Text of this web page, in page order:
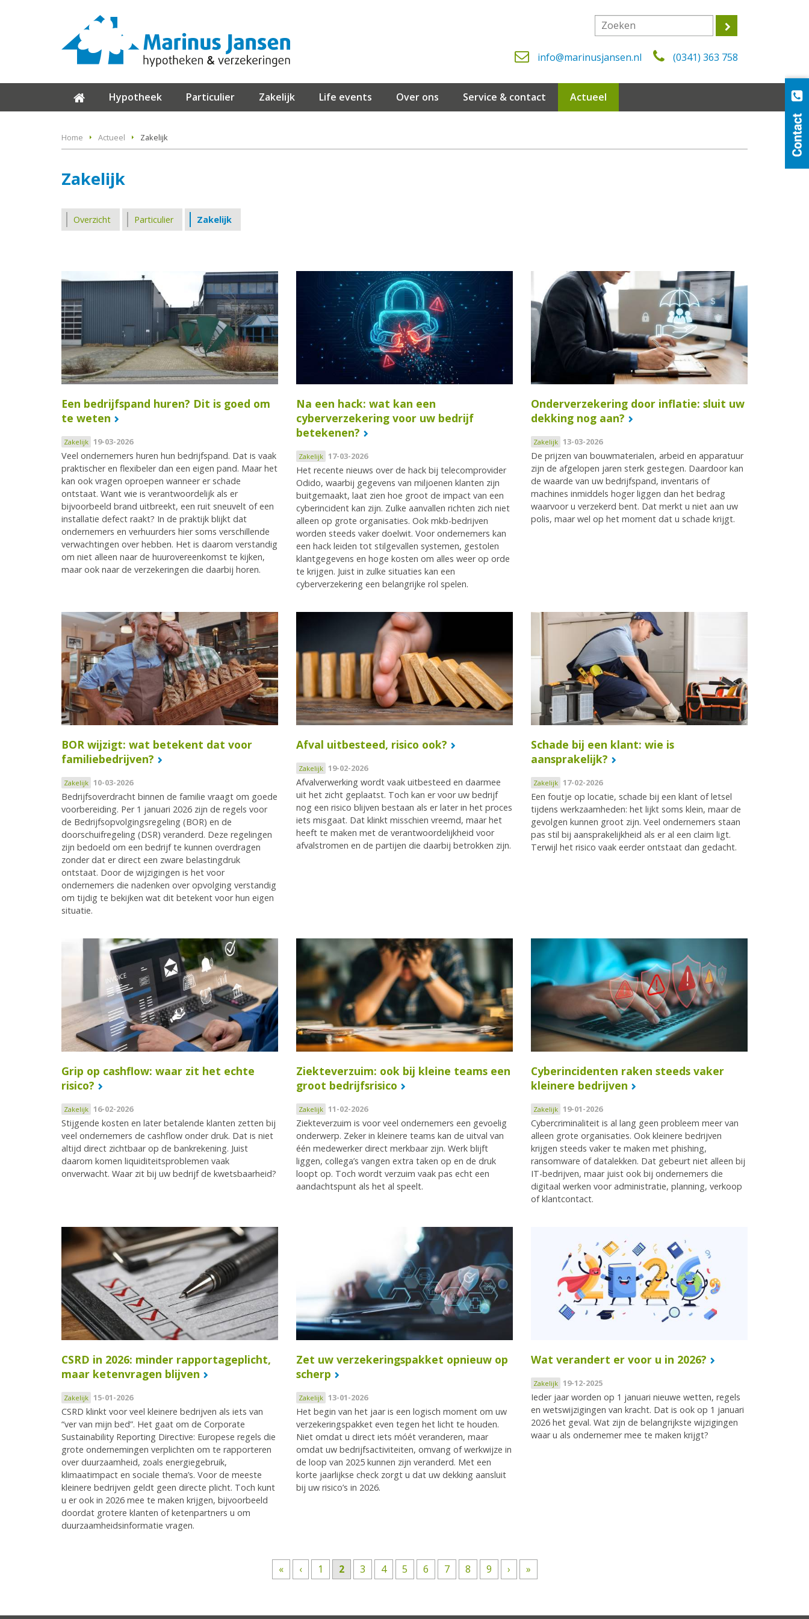
info@marinusjansen.nl (0341) 363 758
Hypotheek Particulier Zakelijk Life events Over ons Service & contact Actueel
Home Actueel Zakelijk
Zakelijk
Overzicht Particulier Zakelijk
Een bedrijfspand huren? Dit is goed om
te weten
Zakelijk 19-03-2026
Veel ondernemers huren hun bedrijfspand. Dat is vaak
praktischer en flexibeler dan een eigen pand. Maar het
kan ook vragen oproepen wanneer er schade
ontstaat. Want wie is verantwoordelijk als er
bijvoorbeeld brand uitbreekt, een ruit sneuvelt of een
installatie defect raakt? In de praktijk blijkt dat
ondernemers en verhuurders hier soms verschillende
verwachtingen over hebben. Het is daarom verstandig
om niet alleen naar de huurovereenkomst te kijken,
maar ook naar de verzekeringen die daarbij horen.
Na een hack: wat kan een
cyberverzekering voor uw bedrijf
betekenen?
Zakelijk 17-03-2026
Het recente nieuws over de hack bij telecomprovider
Odido, waarbij gegevens van miljoenen klanten zijn
buitgemaakt, laat zien hoe groot de impact van een
cyberincident kan zijn. Zulke aanvallen richten zich niet
alleen op grote organisaties. Ook mkb-bedrijven
worden steeds vaker doelwit. Voor ondernemers kan
een hack leiden tot stilgevallen systemen, gestolen
klantgegevens en hoge kosten om alles weer op orde
te krijgen. Juist in zulke situaties kan een
cyberverzekering een belangrijke rol spelen.
Onderverzekering door inflatie: sluit uw
dekking nog aan?
Zakelijk 13-03-2026
De prijzen van bouwmaterialen, arbeid en apparatuur
zijn de afgelopen jaren sterk gestegen. Daardoor kan
de waarde van uw bedrijfspand, inventaris of
machines inmiddels hoger liggen dan het bedrag
waarvoor u verzekerd bent. Dat merkt u niet aan uw
polis, maar wel op het moment dat u schade krijgt.
BOR wijzigt: wat betekent dat voor
familiebedrijven?
Zakelijk 10-03-2026
Bedrijfsoverdracht binnen de familie vraagt om goede
voorbereiding. Per 1 januari 2026 zijn de regels voor
de Bedrijfsopvolgingsregeling (BOR) en de
doorschuifregeling (DSR) veranderd. Deze regelingen
zijn bedoeld om een bedrijf te kunnen overdragen
zonder dat er direct een zware belastingdruk
ontstaat. Door de wijzigingen is het voor
ondernemers die nadenken over opvolging verstandig
om tijdig te bekijken wat dit betekent voor hun eigen
situatie.
Afval uitbesteed, risico ook?
Zakelijk 19-02-2026
Afvalverwerking wordt vaak uitbesteed en daarmee
uit het zicht geplaatst. Toch kan er voor uw bedrijf
nog een risico blijven bestaan als er later in het proces
iets misgaat. Dat klinkt misschien vreemd, maar het
heeft te maken met de verantwoordelijkheid voor
afvalstromen en de partijen die daarbij betrokken zijn.
Schade bij een klant: wie is
aansprakelijk?
Zakelijk 17-02-2026
Een foutje op locatie, schade bij een klant of letsel
tijdens werkzaamheden: het lijkt soms klein, maar de
gevolgen kunnen groot zijn. Veel ondernemers staan
pas stil bij aansprakelijkheid als er al een claim ligt.
Terwijl het risico vaak eerder ontstaat dan gedacht.
Grip op cashflow: waar zit het echte
risico?
Zakelijk 16-02-2026
Stijgende kosten en later betalende klanten zetten bij
veel ondernemers de cashflow onder druk. Dat is niet
altijd direct zichtbaar op de bankrekening. Juist
daarom komen liquiditeitsproblemen vaak
onverwacht. Waar zit bij uw bedrijf de kwetsbaarheid?
Ziekteverzuim: ook bij kleine teams een
groot bedrijfsrisico
Zakelijk 11-02-2026
Ziekteverzuim is voor veel ondernemers een gevoelig
onderwerp. Zeker in kleinere teams kan de uitval van
één medewerker direct merkbaar zijn. Werk blijft
liggen, collega’s vangen extra taken op en de druk
loopt op. Toch wordt verzuim vaak pas echt een
aandachtspunt als het al speelt.
Cyberincidenten raken steeds vaker
kleinere bedrijven
Zakelijk 19-01-2026
Cybercriminaliteit is al lang geen probleem meer van
alleen grote organisaties. Ook kleinere bedrijven
krijgen steeds vaker te maken met phishing,
ransomware of datalekken. Dat gebeurt niet alleen bij
IT-bedrijven, maar juist ook bij ondernemers die
digitaal werken voor administratie, planning, verkoop
of klantcontact.
CSRD in 2026: minder rapportageplicht,
maar ketenvragen blijven
Zakelijk 15-01-2026
CSRD klinkt voor veel kleinere bedrijven als iets van
“ver van mijn bed”. Het gaat om de Corporate
Sustainability Reporting Directive: Europese regels die
grote ondernemingen verplichten om te rapporteren
over duurzaamheid, zoals energiegebruik,
klimaatimpact en sociale thema’s. Voor de meeste
kleinere bedrijven geldt geen directe plicht. Toch kunt
u er ook in 2026 mee te maken krijgen, bijvoorbeeld
doordat grotere klanten of ketenpartners u om
duurzaamheidsinformatie vragen.
Zet uw verzekeringspakket opnieuw op
scherp
Zakelijk 13-01-2026
Het begin van het jaar is een logisch moment om uw
verzekeringspakket even tegen het licht te houden.
Niet omdat u direct iets móét veranderen, maar
omdat uw bedrijfsactiviteiten, omvang of werkwijze in
de loop van 2025 kunnen zijn veranderd. Met een
korte jaarlijkse check zorgt u dat uw dekking aansluit
bij uw risico’s in 2026.
Wat verandert er voor u in 2026?
Zakelijk 19-12-2025
Ieder jaar worden op 1 januari nieuwe wetten, regels
en wetswijzigingen van kracht. Dat is ook op 1 januari
2026 het geval. Wat zijn de belangrijkste wijzigingen
waar u als ondernemer mee te maken krijgt?
« ‹ 1 2 3 4 5 6 7 8 9 › »